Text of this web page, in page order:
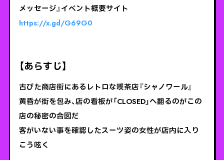
メッセージ』イベント概要サイト
https://x.gd/G69G0
【あらすじ】
古びた商店街にあるレトロな喫茶店『シャノワール』
黄昏が街を包み、店の看板が「CLOSED」へ翻るのがこの
店の秘密の合図だ
客がいない事を確認したスーツ姿の女性が店内に入り
こう呟く